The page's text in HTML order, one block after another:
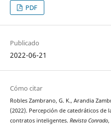
PDF
Publicado
2022-06-21
Cómo citar
Robles Zambrano, G. K., Arandia
(2022). Percepción de catedráticos de
contratos inteligentes. Revista Conrado,